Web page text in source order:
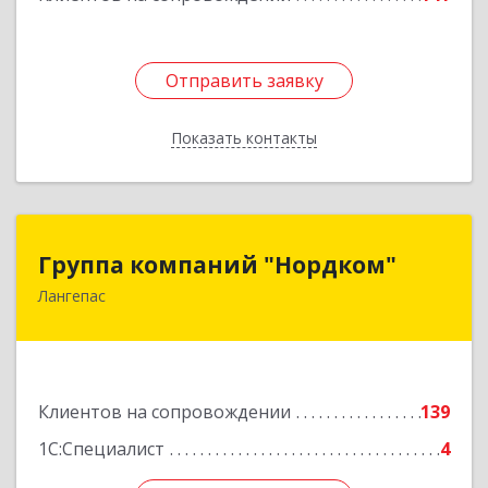
Отправить заявку
Показать контакты
Отправить заявку
Назад
Группа компаний "Нордком"
Лангепас
Клиентов на сопровождении
139
1С:Специалист
4
Группа компаний "Нордком"
628672, Тюменская обл, Лангепас г., Солнечная